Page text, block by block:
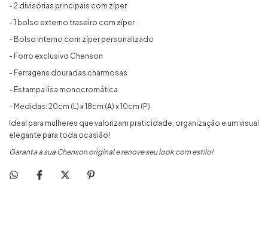
- 2 divisórias principais com zíper
- 1 bolso externo traseiro com zíper
- Bolso interno com zíper personalizado
- Forro exclusivo Chenson
- Ferragens douradas charmosas
- Estampa lisa monocromática
- Medidas: 20cm (L) x 18cm (A) x 10cm (P)
Ideal para mulheres que valorizam praticidade, organização e um visual
elegante para toda ocasião!
Garanta a sua Chenson original e renove seu look com estilo!